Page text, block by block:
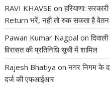
RAVI KHAVSE onहरियाणा:
Return भरें, नहीं तो रुक सकता है वेतन
Pawan Kumar Nagpal on
विरासत की प्रतिनिधि सूची में शामिल
Rajesh Bhatiya onनगर निगम के
दर्ज की एफआईआर